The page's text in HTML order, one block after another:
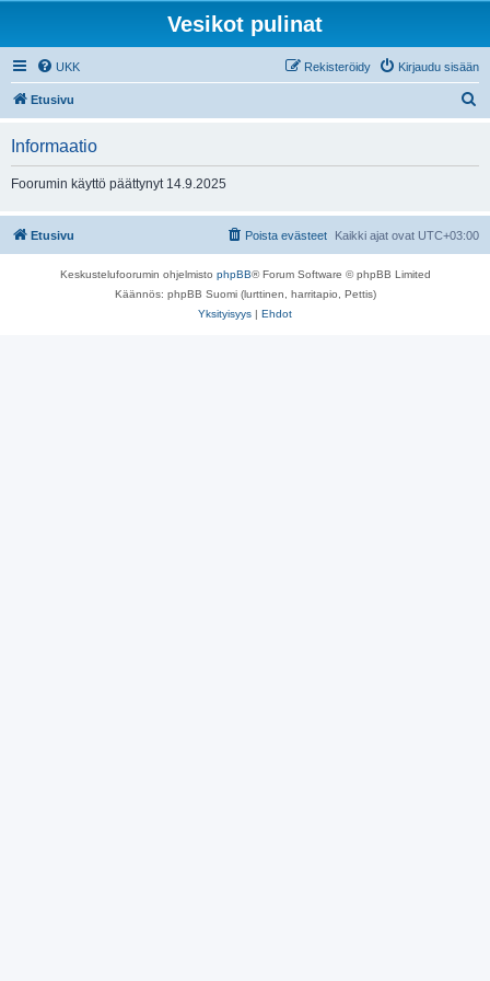
Vesikot pulinat
UKK Kirjaudu sisään
Rekisteröidy
Etusivu
Informaatio
Foorumin käyttö päättynyt 14.9.2025
Etusivu Kaikki ajat ovat UTC+03:00
Poista evästeet
Keskustelufoorumin ohjelmisto phpBB® Forum Software © phpBB Limited
Käännös: phpBB Suomi (lurttinen, harritapio, Pettis)
Yksityisyys | Ehdot